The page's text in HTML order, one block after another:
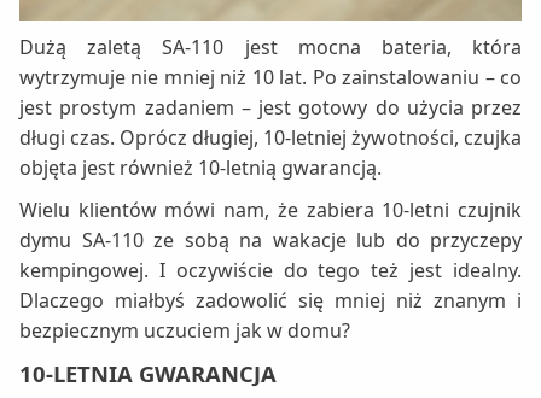
Dużą zaletą SA-110 jest mocna bateria, która
wytrzymuje nie mniej niż 10 lat. Po zainstalowaniu – co
jest prostym zadaniem – jest gotowy do użycia przez
długi czas. Oprócz długiej, 10-letniej żywotności, czujka
objęta jest również 10-letnią gwarancją.
Wielu klientów mówi nam, że zabiera 10-letni czujnik
dymu SA-110 ze sobą na wakacje lub do przyczepy
kempingowej. I oczywiście do tego też jest idealny.
Dlaczego miałbyś zadowolić się mniej niż znanym i
bezpiecznym uczuciem jak w domu?
10-LETNIA GWARANCJA